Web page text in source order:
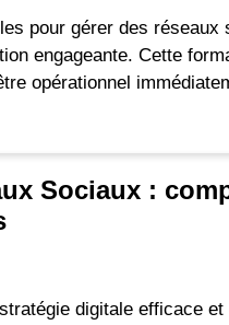
pour gérer des
engageante. Cette
opérationnel
Sociaux :
digitale efficace